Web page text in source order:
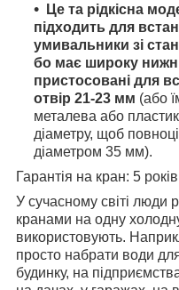
Це та рідкісна
підходить для
умивальники зі
бо має широку
пристосовані для
отвір 21-23 мм (або
металева або
діаметру, щоб
діаметром 35 мм).
Гарантія на кран: 5
У сучасному світі люди
кранами на одну
використовують.
просто набрати води
будинку, на